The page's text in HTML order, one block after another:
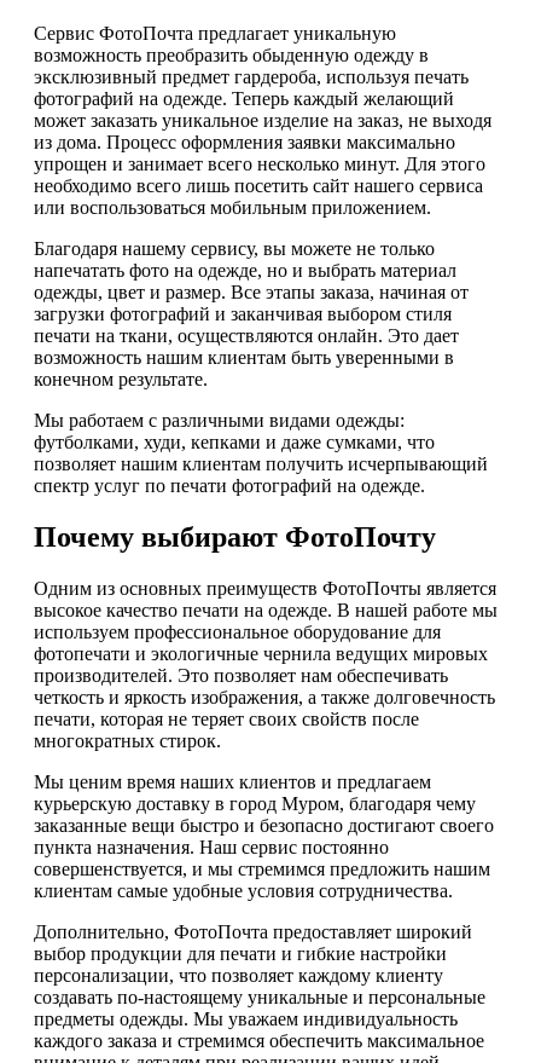
Сервис ФотоПочта предлагает уникальную
возможность преобразить обыденную одежду в
эксклюзивный предмет гардероба, используя печать
фотографий на одежде. Теперь каждый желающий
может заказать уникальное изделие на заказ, не выходя
из дома. Процесс оформления заявки максимально
упрощен и занимает всего несколько минут. Для этого
необходимо всего лишь посетить сайт нашего сервиса
или воспользоваться мобильным приложением.
Благодаря нашему сервису, вы можете не только
напечатать фото на одежде, но и выбрать материал
одежды, цвет и размер. Все этапы заказа, начиная от
загрузки фотографий и заканчивая выбором стиля
печати на ткани, осуществляются онлайн. Это дает
возможность нашим клиентам быть уверенными в
конечном результате.
Мы работаем с различными видами одежды:
футболками, худи, кепками и даже сумками, что
позволяет нашим клиентам получить исчерпывающий
спектр услуг по печати фотографий на одежде.
Почему выбирают ФотоПочту
Одним из основных преимуществ ФотоПочты является
высокое качество печати на одежде. В нашей работе мы
используем профессиональное оборудование для
фотопечати и экологичные чернила ведущих мировых
производителей. Это позволяет нам обеспечивать
четкость и яркость изображения, а также долговечность
печати, которая не теряет своих свойств после
многократных стирок.
Мы ценим время наших клиентов и предлагаем
курьерскую доставку в город Муром, благодаря чему
заказанные вещи быстро и безопасно достигают своего
пункта назначения. Наш сервис постоянно
совершенствуется, и мы стремимся предложить нашим
клиентам самые удобные условия сотрудничества.
Дополнительно, ФотоПочта предоставляет широкий
выбор продукции для печати и гибкие настройки
персонализации, что позволяет каждому клиенту
создавать по-настоящему уникальные и персональные
предметы одежды. Мы уважаем индивидуальность
каждого заказа и стремимся обеспечить максимальное